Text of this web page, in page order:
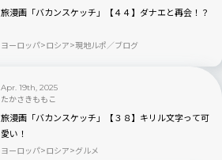
旅漫画「バカンスケッチ」【４４】ダナエと再会！？
ヨーロッパ ロシア 現地ルポ／ブログ
Apr. 19th, 2025
たかさきももこ
旅漫画「バカンスケッチ」【３８】キリル文字って可
愛い！
ヨーロッパ ロシア グルメ